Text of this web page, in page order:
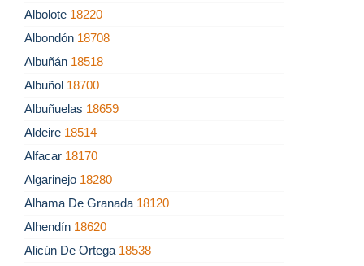
Albolote 18220
Albondón 18708
Albuñán 18518
Albuñol 18700
Albuñuelas 18659
Aldeire 18514
Alfacar 18170
Algarinejo 18280
Alhama De Granada 18120
Alhendín 18620
Alicún De Ortega 18538